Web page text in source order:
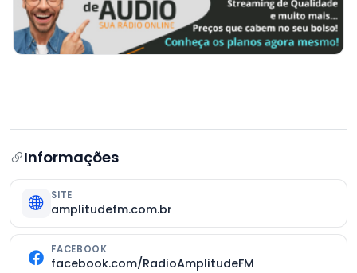
Informações
SITE
amplitudefm.com.br
FACEBOOK
facebook.com/RadioAmplitudeFM